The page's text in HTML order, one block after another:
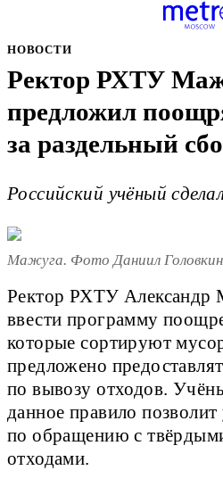
НОВОСТИ
Ректор РХТУ
предложил
за раздельный
Российский учёный
Мажуга. Фото Даниил Головкин
Ректор РХТУ Александр
ввести программу
которые сортируют
предложено
по вывозу отходов.
данное правило
по обращению с
отходами.